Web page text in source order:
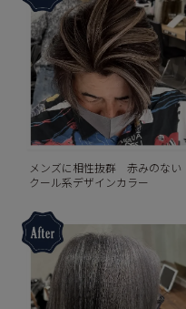
メンズに相性抜群 赤みのない
クール系デザインカラー